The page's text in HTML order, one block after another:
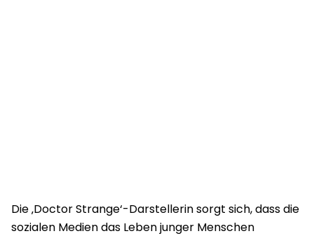
Die ‚Doctor Strange‘-Darstellerin sorgt sich, dass die
sozialen Medien das Leben junger Menschen